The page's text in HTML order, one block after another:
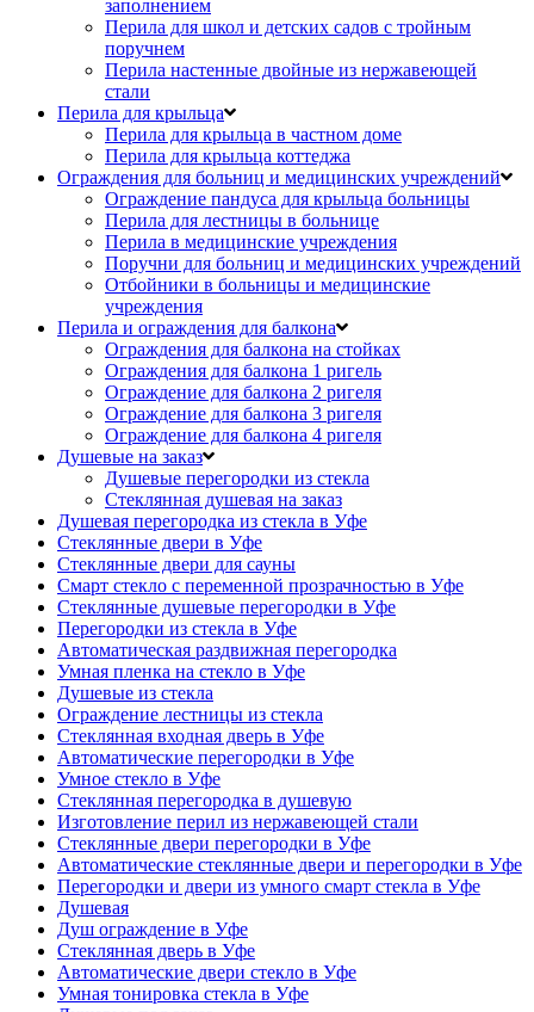
заполнением
Перила для школ и детских садов с тройным
поручнем
Перила настенные двойные из нержавеющей
стали
Перила для крыльца
Перила для крыльца в частном доме
Перила для крыльца коттеджа
Ограждения для больниц и медицинских учреждений
Ограждение пандуса для крыльца больницы
Перила для лестницы в больнице
Перила в медицинские учреждения
Поручни для больниц и медицинских учреждений
Отбойники в больницы и медицинские
учреждения
Перила и ограждения для балкона
Ограждения для балкона на стойках
Ограждения для балкона 1 ригель
Ограждение для балкона 2 ригеля
Ограждение для балкона 3 ригеля
Ограждение для балкона 4 ригеля
Душевые на заказ
Душевые перегородки из стекла
Стеклянная душевая на заказ
Душевая перегородка из стекла в Уфе
Стеклянные двери в Уфе
Стеклянные двери для сауны
Смарт стекло с переменной прозрачностью в Уфе
Стеклянные душевые перегородки в Уфе
Перегородки из стекла в Уфе
Автоматическая раздвижная перегородка
Умная пленка на стекло в Уфе
Душевые из стекла
Ограждение лестницы из стекла
Стеклянная входная дверь в Уфе
Автоматические перегородки в Уфе
Умное стекло в Уфе
Стеклянная перегородка в душевую
Изготовление перил из нержавеющей стали
Стеклянные двери перегородки в Уфе
Автоматические стеклянные двери и перегородки в Уфе
Перегородки и двери из умного смарт стекла в Уфе
Душевая
Душ ограждение в Уфе
Стеклянная дверь в Уфе
Автоматические двери стекло в Уфе
Умная тонировка стекла в Уфе